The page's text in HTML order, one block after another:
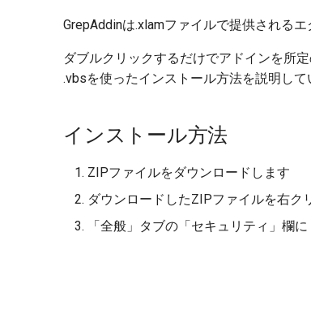
GrepAddinは.xlamファイルで提供されるエ
ダブルクリックするだけでアドインを所
.vbsを使ったインストール方法を説明して
インストール方法
ZIPファイルをダウンロードします
ダウンロードしたZIPファイルを右ク
「全般」タブの「セキュリティ」欄